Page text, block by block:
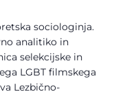
sociologinja.
analitiko in
selekcijske in
LGBT filmskega
Lezbično-